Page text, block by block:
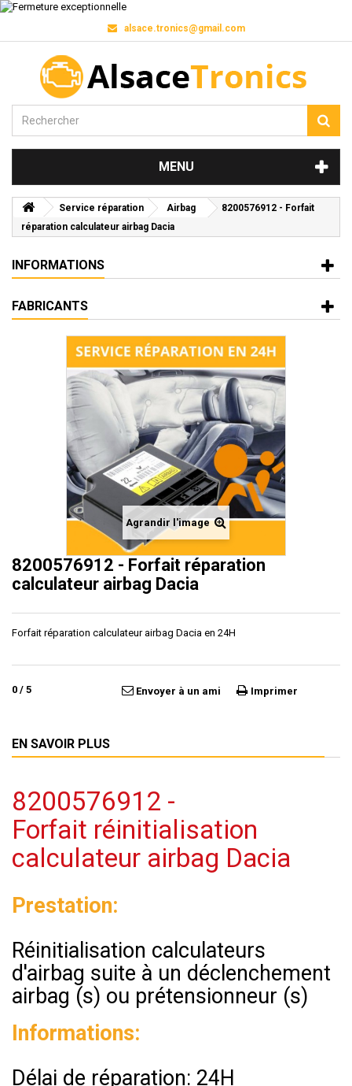
alsace.tronics@gmail.com
MENU
Service réparation Airbag
8200576912 - Forfait
réparation calculateur airbag Dacia
INFORMATIONS
FABRICANTS
Agrandir l'image
8200576912 - Forfait réparation
calculateur airbag Dacia
Forfait réparation calculateur airbag Dacia en 24H
0 / 5 Envoyer à un ami Imprimer
EN SAVOIR PLUS
8200576912 -
Forfait réinitialisation
calculateur airbag Dacia
Prestation:
Réinitialisation calculateurs
d'airbag suite à un déclenchement
airbag (s) ou prétensionneur (s)
Informations:
Délai de réparation: 24H